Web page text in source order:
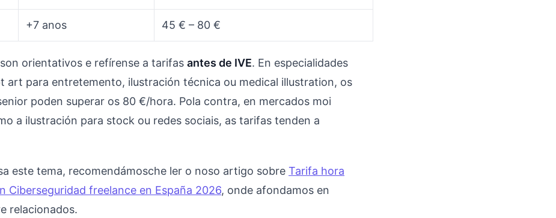
+7 anos 45 € – 80 €
orientativos e refírense a tarifas antes de IVE. En especialidades
art para entretemento, ilustración técnica ou medical illustration, os
poden superar os 80 €/hora. Pola contra, en mercados moi
a ilustración para stock ou redes sociais, as tarifas tenden a
este tema, recomendámosche ler o noso artigo sobre Tarifa hora
Ciberseguridad freelance en España 2026, onde afondamos en
relacionados.